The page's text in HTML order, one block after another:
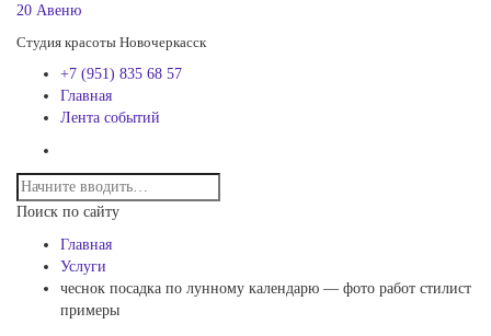
20 Авеню
Студия красоты Новочеркасск
+7 (951) 835 68 57
Главная
Лента событий
Поиск по сайту
Главная
Услуги
чеснок посадка по лунному календарю — фото работ стилист
примеры